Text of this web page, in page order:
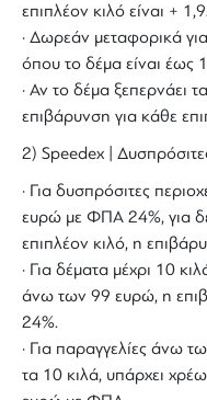
επιπλέον κιλό είναι +
· Δωρεάν μεταφορικά
όπου το δέμα είναι έως
· Αν το δέμα ξεπερνάει
επιβάρυνση για κάθε
2) Speedex |
· Για δυσπρόσιτες
ευρώ με ΦΠΑ 24%, για
επιπλέον κιλό, η
· Για δέματα μέχρι 10
άνω των 99 ευρώ, η
24%.
· Για παραγγελίες άνω
τα 10 κιλά, υπάρχει